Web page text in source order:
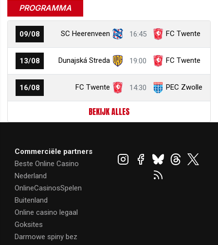
PROGRAMMA
09/08 SC Heerenveen 16:45 FC Twente
13/08 Dunajská Streda 19:00 FC Twente
16/08 FC Twente 14:30 PEC Zwolle
BEKIJK ALLES
Commerciële partners
Beste Online Casino
Nederland
OnlineCasinosSpelen
Buitenland
Online casino legaal
Goksites
Darmowe spiny bez